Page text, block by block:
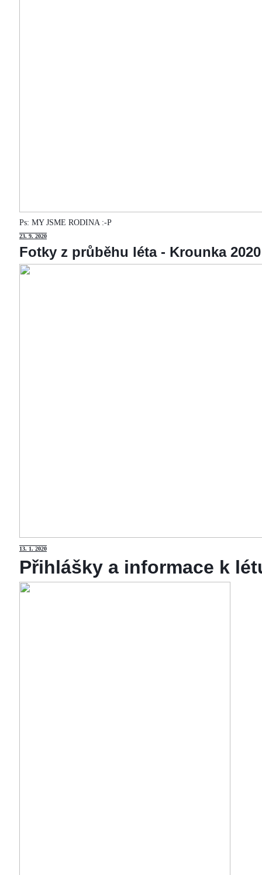
Ps: MY JSME RODINA :-P
23. 9. 2020
Fotky z průběhu léta - Krounka
13. 1. 2020
Přihlášky a informace k